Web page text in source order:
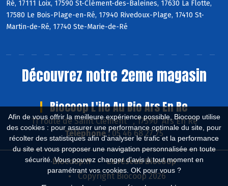
Afin de vous offrir la meilleure expérience possible, Biocoop utilise
des cookies : pour assurer une performance optimale du site, pour
récolter des statistiques afin d'analyser le trafic et la performance
du site et vous proposer une navigation personnalisée en toute
sécurité. Vous pouvez changer d'avis à tout moment en
paramétrant vos cookies. OK pour vous ?
Ré, 17111 Loix, 17590 St-Clément-des-Baleines, 17630 La Flotte,
17580 Le Bois-Plage-en-Ré, 17940 Rivedoux-Plage, 17410 St-
Martin-de-Ré, 17740 Ste-Marie-de-Ré
Découvrez notre 2eme magasin
Biocoop L'ile Au Bio Ars En Re
11 route de Saint Clément , 17590 Ars En Ré
Téléphone :05 46 68 27 75
Biocoop.fr
Le réseau Biocoop
Copyright Biocoop 2026